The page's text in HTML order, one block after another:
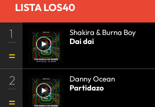
LISTA LOS40
1
Shakira & Burna Boy
Dai dai
2
Danny Ocean
Partidazo